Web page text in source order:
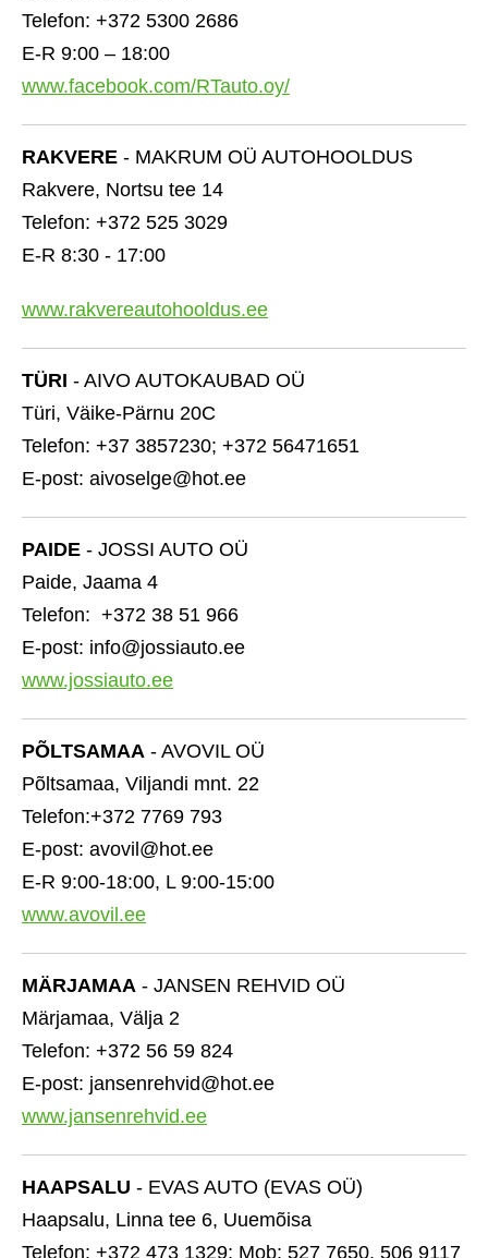
Telefon: +372 5300 2686
E-R 9:00 – 18:00
www.facebook.com/RTauto.oy/
RAKVERE - MAKRUM OÜ AUTOHOOLDUS
Rakvere, Nortsu tee 14
Telefon: +372 525 3029
E-R 8:30 - 17:00
www.rakvereautohooldus.ee
TÜRI - AIVO AUTOKAUBAD OÜ
Türi, Väike-Pärnu 20C
Telefon: +37 3857230; +372 56471651
E-post: aivoselge@hot.ee
PAIDE - JOSSI AUTO OÜ
Paide, Jaama 4
Telefon: +372 38 51 966
E-post: info@jossiauto.ee
www.jossiauto.ee
PÕLTSAMAA - AVOVIL OÜ
Põltsamaa, Viljandi mnt. 22
Telefon:+372 7769 793
E-post: avovil@hot.ee
E-R 9:00-18:00, L 9:00-15:00
www.avovil.ee
MÄRJAMAA - JANSEN REHVID OÜ
Märjamaa, Välja 2
Telefon: +372 56 59 824
E-post: jansenrehvid@hot.ee
www.jansenrehvid.ee
HAAPSALU - EVAS AUTO (EVAS OÜ)
Haapsalu, Linna tee 6, Uuemõisa
Telefon: +372 473 1329; Mob: 527 7650, 506 9117